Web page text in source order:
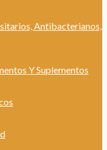
Antibacterianos,
Y Suplementos